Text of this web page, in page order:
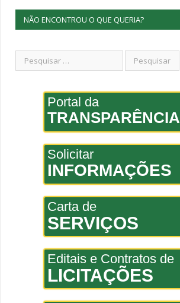
NÃO ENCONTROU O QUE QUERIA?
Portal da
TRANSPARÊNCIA
Solicitar
INFORMAÇÕES
Carta de
SERVIÇOS
Editais e Contratos de
LICITAÇÕES